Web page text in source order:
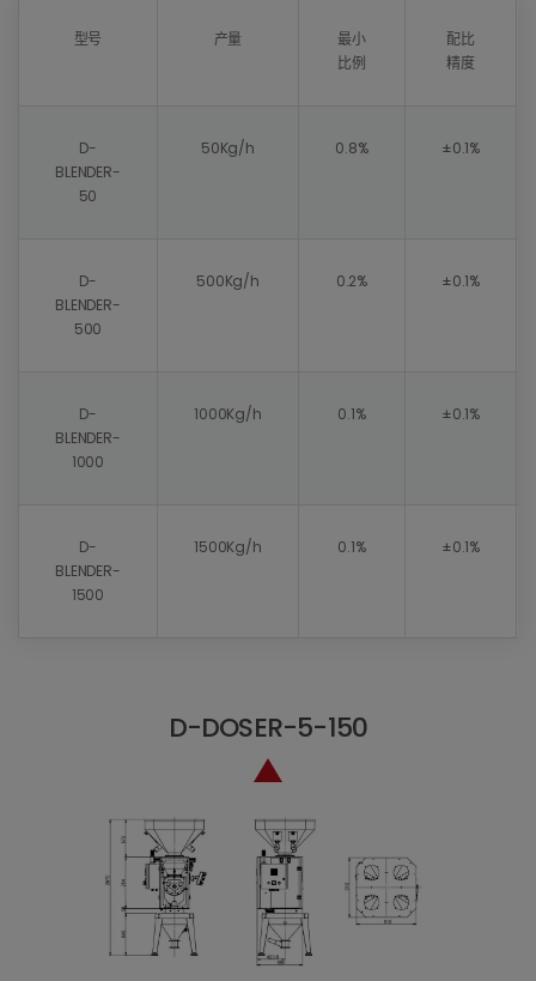
型号 产量
最小
比例
配比
精度
D-
BLENDER-
50
50Kg/h 0.8% ±0.1%
D-
BLENDER-
500
500Kg/h 0.2% ±0.1%
D-
BLENDER-
1000
1000Kg/h 0.1% ±0.1%
D-
BLENDER-
1500
1500Kg/h 0.1% ±0.1%
D-DOSER-5-150